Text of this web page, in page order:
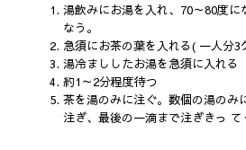
湯飲みにお湯を入れ、70～80度に
なう。
急須にお茶の葉を入れる( 一人分3
湯冷まししたお湯を急須に入れる
約1～2分程度待つ
茶を湯のみに注ぐ。数個の湯のみ
注ぎ、最後の一滴まで注ぎきっ て